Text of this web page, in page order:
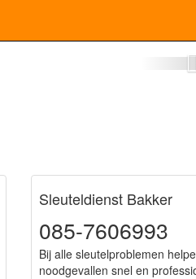
Sleuteldienst Bakker
085-7606993
Bij alle sleutelproblemen
noodgevallen snel en